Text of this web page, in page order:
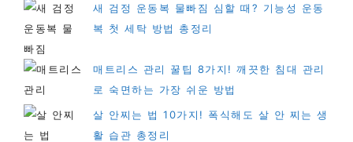
새 검정 운동복 물빠짐 심할 때? 기능성 운동
복 첫 세탁 방법 총정리
매트리스 관리 꿀팁 8가지! 깨끗한 침대 관리
로 숙면하는 가장 쉬운 방법
살 안찌는 법 10가지! 폭식해도 살 안 찌는 생
활 습관 총정리